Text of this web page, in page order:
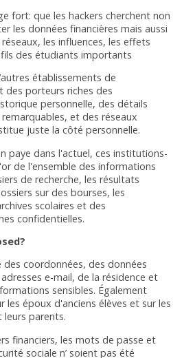
fort: que les hackers cherchent non
les données financières mais aussi
les influences, les effets
des étudiants importants
établissements de
des porteurs riches des
personnelle, des détails
et des réseaux
juste la côté personnelle.
paye dans l'actuel, ces institutions-
de l'ensemble des informations
de recherche, les résultats
sur des bourses, les
scolaires et des
confidentielles.
des coordonnées, des données
e-mail, de la résidence et
sensibles. Également
les époux d'anciens élèves et sur les
parents.
financiers, les mots de passe et
sociale n’ soient pas été